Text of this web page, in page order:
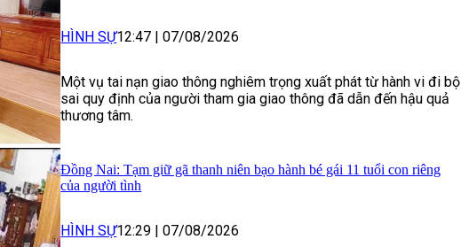
HÌNH SỰ12:47 | 07/08/2026
Một vụ tai nạn giao thông nghiêm trọng xuất phát từ hành vi đi bộ
sai quy định của người tham gia giao thông đã dẫn đến hậu quả
thương tâm.
Đồng Nai: Tạm giữ gã thanh niên bạo hành bé gái 11 tuổi con riêng
của người tình
HÌNH SỰ12:29 07/08/2026